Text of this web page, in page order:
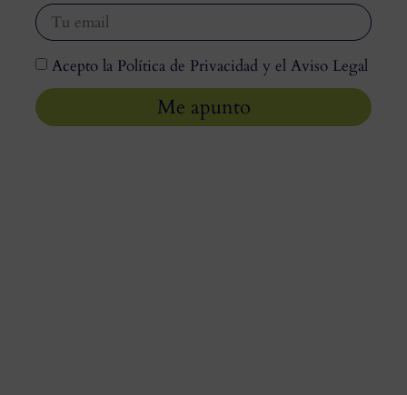
Acepto la Política de Privacidad y el Aviso Legal
Me apunto